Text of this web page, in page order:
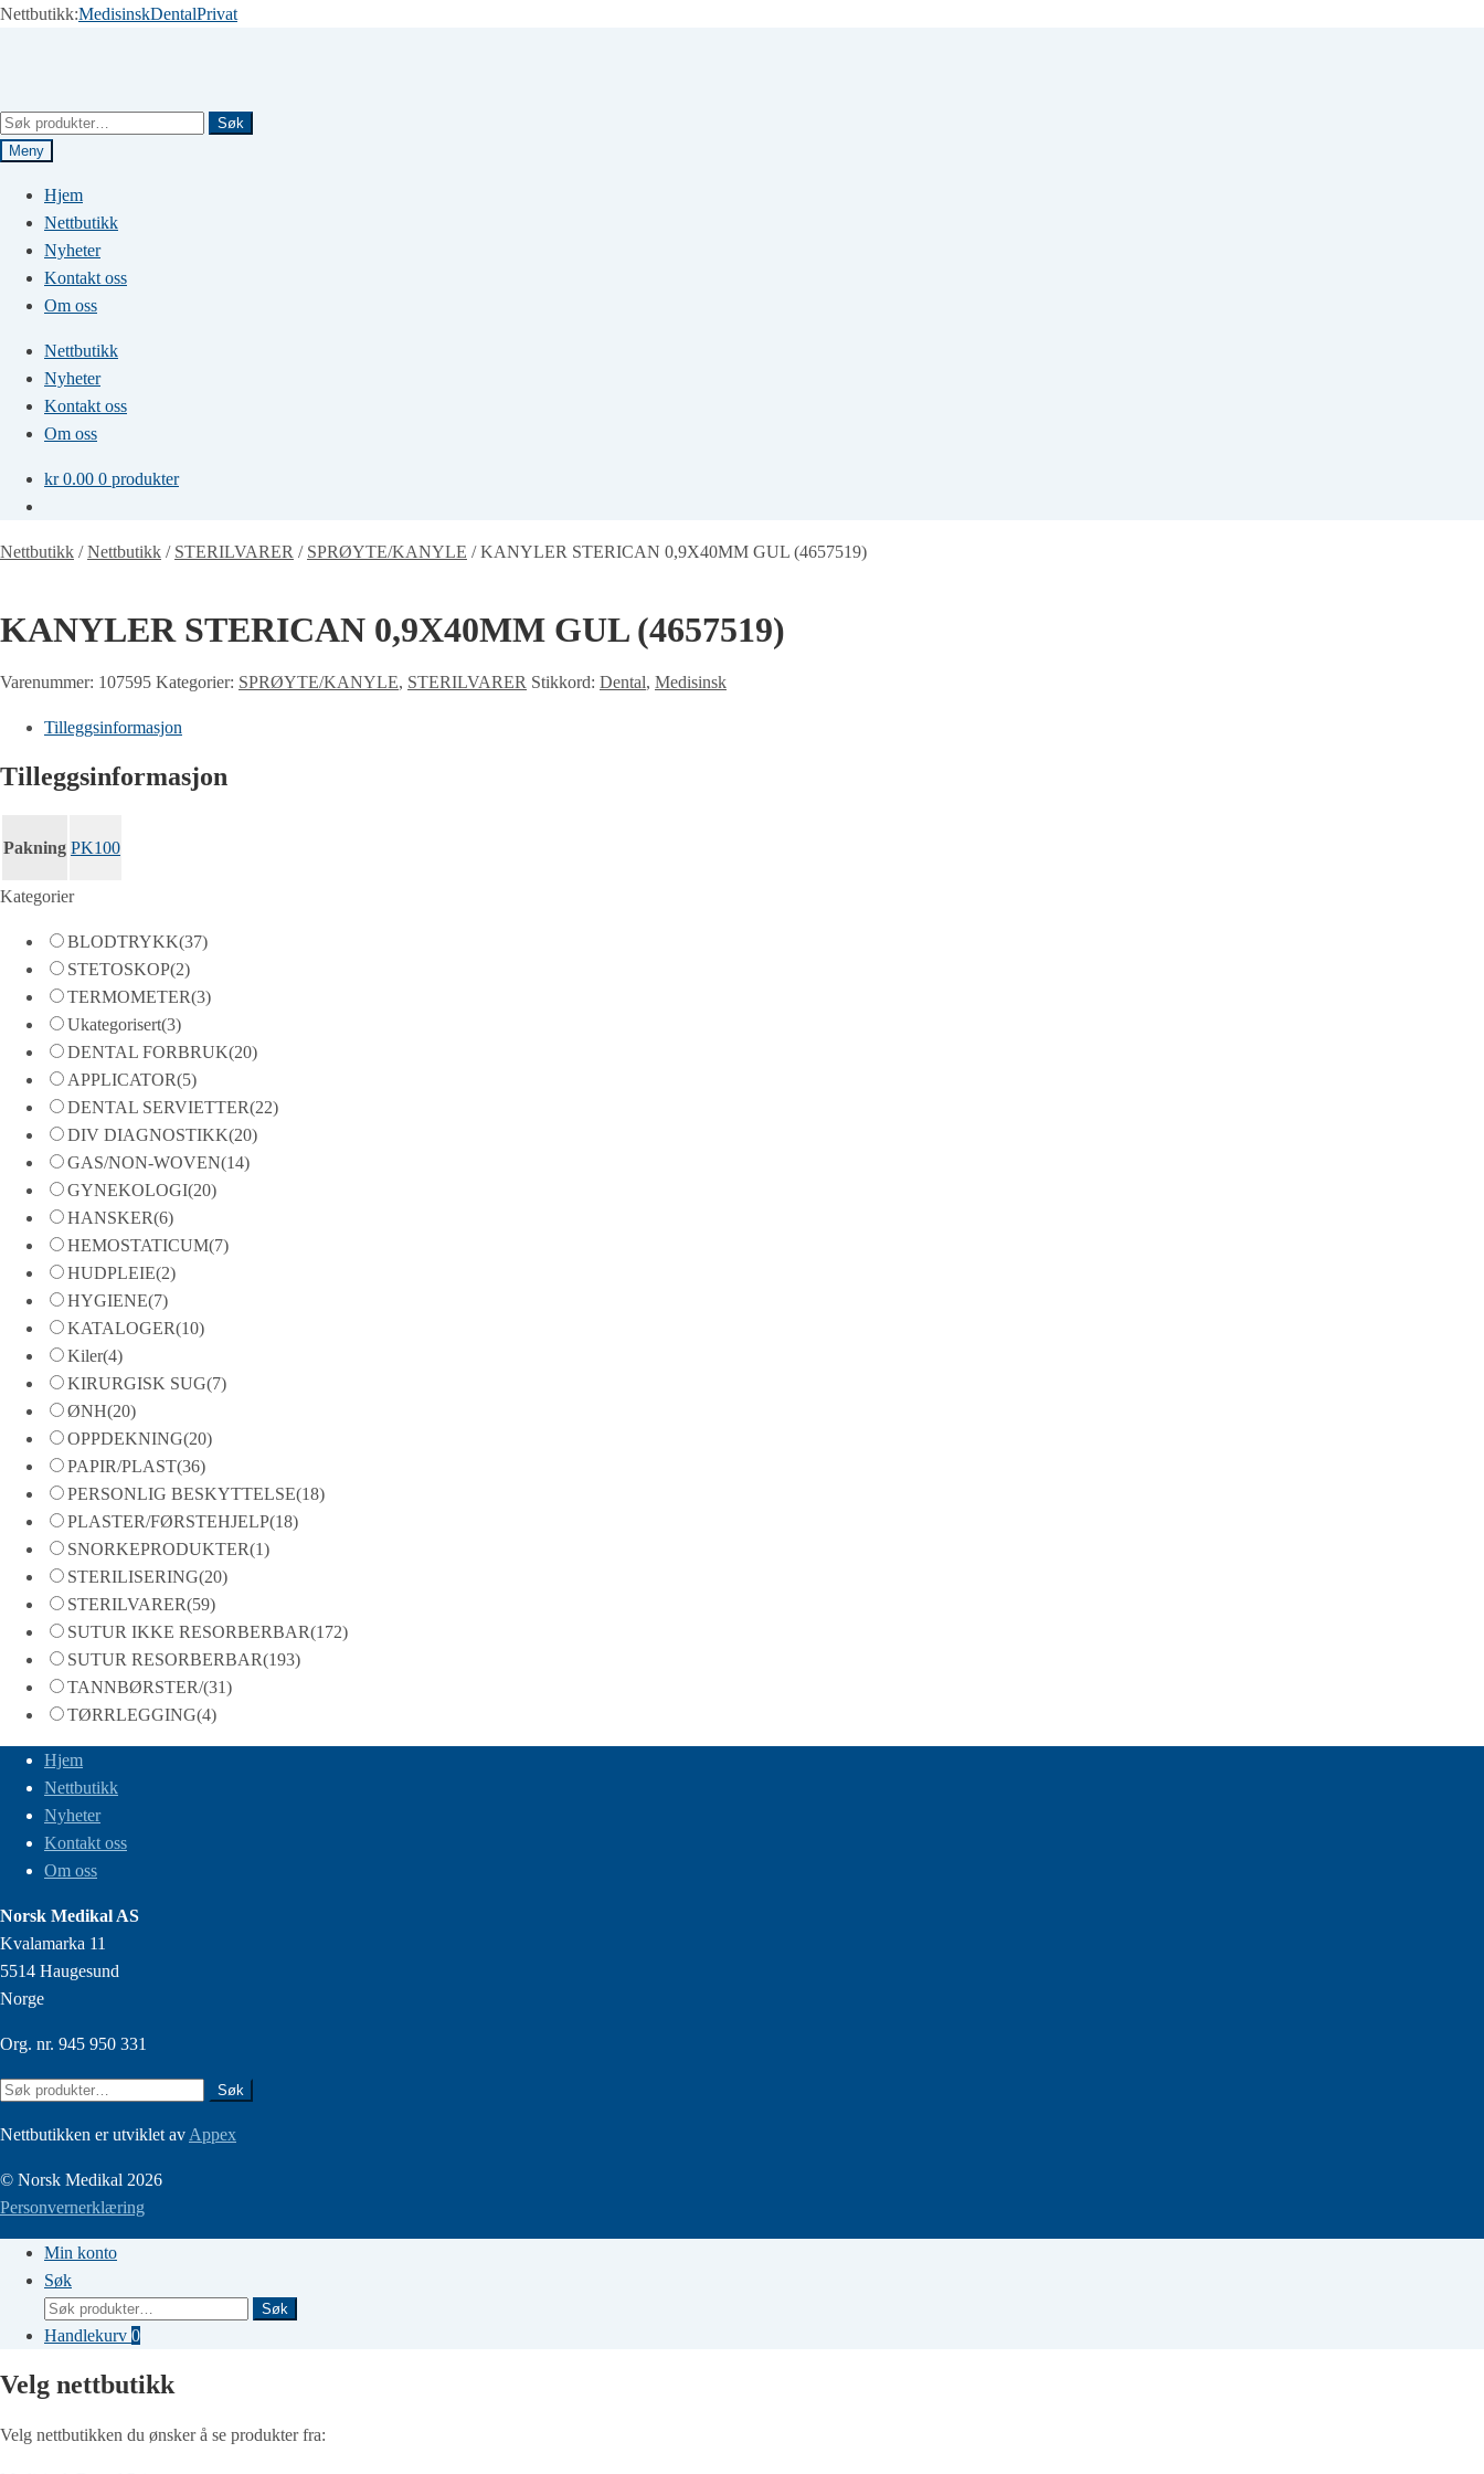
Nettbutikk:MedisinskDentalPrivat
Søk
etter:
Søk
Meny
Hjem
Nettbutikk
Nyheter
Kontakt oss
Om oss
Nettbutikk
Nyheter
Kontakt oss
Om oss
kr0.00 0 produkter
Nettbutikk /Nettbutikk / STERILVARER / SPRØYTE/KANYLE /KANYLER STERICAN 0,9X40MM GUL (4657519)
KANYLER STERICAN 0,9X40MM GUL (4657519)
Varenummer: 107595 Kategorier: SPRØYTE/KANYLE, STERILVARER Stikkord: Dental, Medisinsk
Tilleggsinformasjon
Tilleggsinformasjon
Pakning PK100
Kategorier
BLODTRYKK(37)
STETOSKOP(2)
TERMOMETER(3)
Ukategorisert(3)
DENTAL FORBRUK(20)
APPLICATOR(5)
DENTAL SERVIETTER(22)
DIV DIAGNOSTIKK(20)
GAS/NON-WOVEN(14)
GYNEKOLOGI(20)
HANSKER(6)
HEMOSTATICUM(7)
HUDPLEIE(2)
HYGIENE(7)
KATALOGER(10)
Kiler(4)
KIRURGISK SUG(7)
ØNH(20)
OPPDEKNING(20)
PAPIR/PLAST(36)
PERSONLIG BESKYTTELSE(18)
PLASTER/FØRSTEHJELP(18)
SNORKEPRODUKTER(1)
STERILISERING(20)
STERILVARER(59)
SUTUR IKKE RESORBERBAR(172)
SUTUR RESORBERBAR(193)
TANNBØRSTER/(31)
TØRRLEGGING(4)
Hjem
Nettbutikk
Nyheter
Kontakt oss
Om oss
Norsk Medikal AS
Kvalamarka 11
5514 Haugesund
Norge
Org. nr. 945 950 331
Søk
Søk
Nettbutikken er utviklet av Appex
© Norsk Medikal 2026
Personvernerklæring
Min konto
Søk
Søk
etter:
Søk
Handlekurv 0
Velg nettbutikk
Velg nettbutikken du ønsker å se produkter fra: